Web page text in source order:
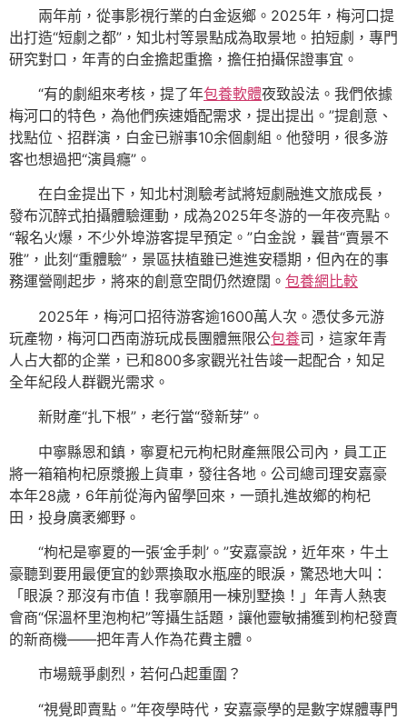
兩年前，從事影視行業的白金返鄉。2025年，梅河口提
出打造“短劇之都”，知北村等景點成為取景地。拍短劇，專門
研究對口，年青的白金擔起重擔，擔任拍攝保證事宜。
“有的劇組來考核，提了年包養軟體夜致設法。我們依據
梅河口的特色，為他們疾速婚配需求，提出提出。”提創意、
找點位、招群演，白金已辦事10余個劇組。他發明，很多游
客也想過把“演員癮”。
在白金提出下，知北村測驗考試將短劇融進文旅成長，
發布沉醉式拍攝體驗運動，成為2025年冬游的一年夜亮點。
“報名火爆，不少外埠游客提早預定。”白金說，曩昔“賣景不
雅”，此刻“重體驗”，景區扶植雖已進進安穩期，但內在的事
務運營剛起步，將來的創意空間仍然遼闊。 包養網比較
2025年，梅河口招待游客逾1600萬人次。憑仗多元游
玩產物，梅河口西南游玩成長團體無限公包養司，這家年青
人占大都的企業，已和800多家觀光社告竣一起配合，知足
全年紀段人群觀光需求。
新財產“扎下根”，老行當“發新芽”。
中寧縣恩和鎮，寧夏杞元枸杞財產無限公司內，員工正
將一箱箱枸杞原漿搬上貨車，發往各地。公司總司理安嘉豪
本年28歲，6年前從海內留學回來，一頭扎進故鄉的枸杞
田，投身廣袤鄉野。
“枸杞是寧夏的一張‘金手刺’。”安嘉豪說，近年來，牛土
豪聽到要用最便宜的鈔票換取水瓶座的眼淚，驚恐地大叫：
「眼淚？那沒有市值！我寧願用一棟別墅換！」年青人熱衷
會商“保溫杯里泡枸杞”等攝生話題，讓他靈敏捕獲到枸杞發賣
的新商機——把年青人作為花費主體。
市場競爭劇烈，若何凸起重圍？
“視覺即賣點。”年夜學時代，安嘉豪學的是數字媒體專門